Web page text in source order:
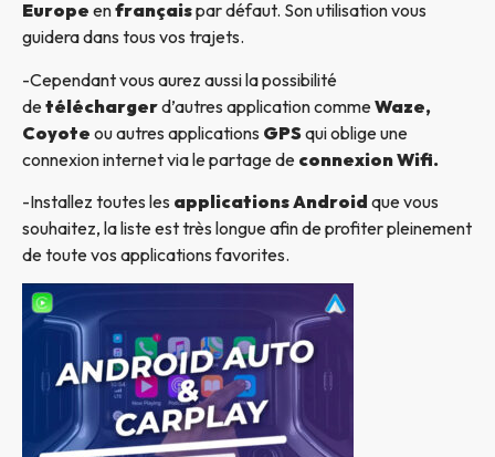
Europe enfrançaispar défaut. Son utilisation vous
guidera dans tous vos trajets.
-Cependant vous aurez aussi la possibilité
detéléchargerd’autres application commeWaze,
Coyote ou autres applications GPSqui oblige une
connexion internet via le partage de connexion Wifi.
-Installez toutes les applications Android que vous
souhaitez, la liste est très longue afin de profiter pleinement
de toute vos applications favorites.